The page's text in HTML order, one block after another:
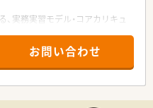
実務実習モデル・コアカリキュ
散としたものではなく、温かみ
お問い合わせ